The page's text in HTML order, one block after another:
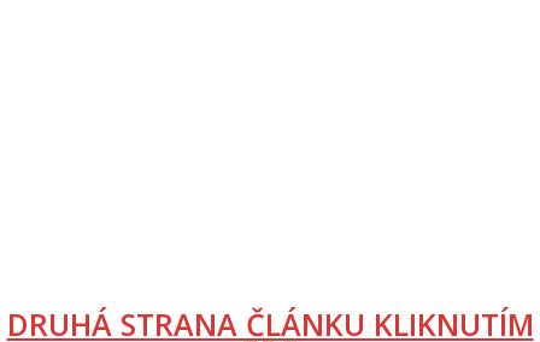
DRUHÁ STRANA ČLÁNKU KLIKNUTÍM